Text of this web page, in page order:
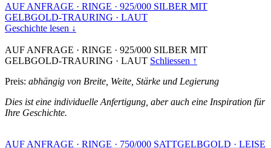
AUF ANFRAGE · RINGE · 925/000 SILBER MIT
GELBGOLD-TRAURING · LAUT
Geschichte lesen ↓
AUF ANFRAGE · RINGE · 925/000 SILBER MIT
GELBGOLD-TRAURING · LAUT Schliessen ↑
Preis: abhängig von Breite, Weite, Stärke und Legierung
Dies ist eine individuelle Anfertigung, aber auch eine Inspiration für
Ihre Geschichte.
AUF ANFRAGE · RINGE · 750/000 SATTGELBGOLD · LEISE